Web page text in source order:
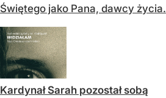
Świętego jako Pana, dawcy życia.
Kardynał Sarah pozostał sobą